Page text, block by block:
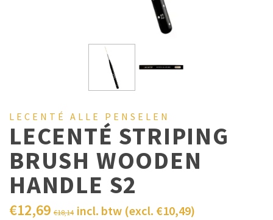
LECENTÉ ALLE PENSELEN
LECENTÉ STRIPING
BRUSH WOODEN
HANDLE S2
€18,14
€12,69 incl. btw (excl. €10,49)